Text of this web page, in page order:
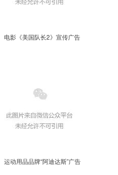
电影《美国队长2》宣传广告
运动用品品牌“阿迪达斯”广告